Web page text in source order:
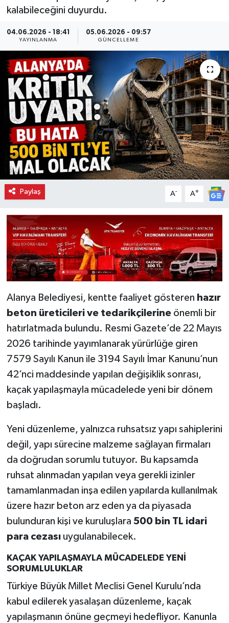
kalabileceğini duyurdu.
04.06.2026 - 18:41
YAYINLANMA
05.06.2026 - 09:57
GÜNCELLEME
Paylaş A- A+
Alanya Belediyesi, kentte faaliyet gösteren hazır
beton üreticileri ve tedarikçilerineönemli bir
hatırlatmada bulundu. Resmi Gazete’de 22 Mayıs
2026 tarihinde yayımlanarak yürürlüğe giren
7579 Sayılı Kanun ile 3194 Sayılı İmar Kanunu’nun
42’nci maddesinde yapılan değişiklik sonrası,
kaçak yapılaşmayla mücadelede yeni bir dönem
başladı.
Yeni düzenleme, yalnızca ruhsatsız yapı sahiplerini
değil, yapı sürecine malzeme sağlayan firmaları
da doğrudan sorumlu tutuyor. Bu kapsamda
ruhsat alınmadan yapılan veya gerekli izinler
tamamlanmadan inşa edilen yapılarda kullanılmak
üzere hazır beton arz eden ya da piyasada
bulunduran kişi ve kuruluşlara 500 bin TL idari
para cezasıuygulanabilecek.
KAÇAK YAPILAŞMAYLA MÜCADELEDE YENİ
SORUMLULUKLAR
Türkiye Büyük Millet Meclisi Genel Kurulu’nda
kabul edilerek yasalaşan düzenleme, kaçak
yapılaşmanın önüne geçmeyi hedefliyor. Kanunla